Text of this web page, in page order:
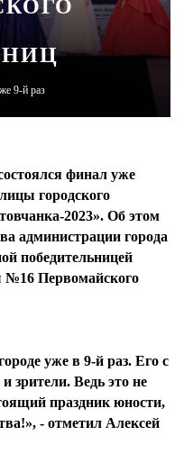
9-й раз
финал уже
городского
2023». Об этом
администрации города
победительницей
№16 Первомайского
уже в 9-й раз. Его с
зрители. Ведь это не
праздник юности,
- отметил Алексей